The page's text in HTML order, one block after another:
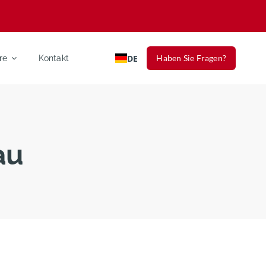
Kontakt DE Haben Sie Fragen?